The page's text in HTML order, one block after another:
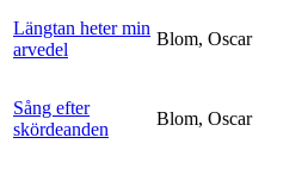
Längtan heter min
arvedel
Blom, Oscar
Sång efter
skördeanden
Blom, Oscar